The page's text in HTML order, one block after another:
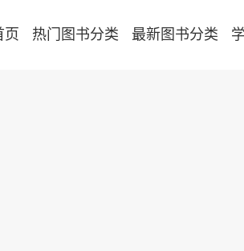
页 热门图书分类 最新图书分类